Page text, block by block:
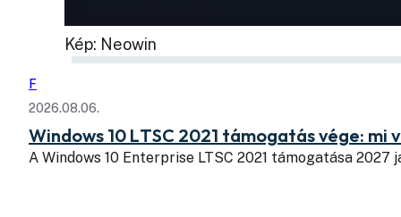
Kép: Neowin
F
2026.08.06.
Windows 10 LTSC 2021 támogatás vége: mi
A Windows 10 Enterprise LTSC 2021 támogatása 2027